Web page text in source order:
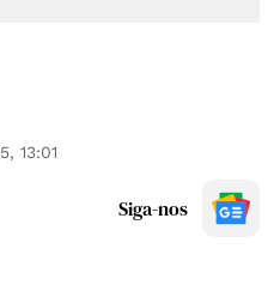
13:01
Siga-nos